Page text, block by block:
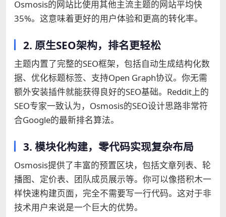
Osmosis的网站比使用其他主流主题的网站平均快
35%。这意味着更好的用户体验和更高的转化率。
2. 原生SEO架构，排名更轻松
主题内置了完整的SEO框架，包括自动生成结构化数
据、优化标题标签、支持Open Graph协议。你无需
额外安装插件就能获得良好的SEO基础。Reddit上的
SEO专家一致认为，Osmosis的SEO设计思路非常符
合Google的最新排名算法。
3. 模块化构建，零代码实现复杂布局
Osmosis提供了丰富的预置区块，包括文章列表、轮
播图、定价表、团队成员展示等。你可以像搭积木一
样快速构建页面，完全不需要写一行代码。这对于非
技术用户来说是一个巨大的优势。